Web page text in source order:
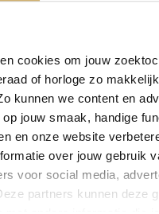
cookies om jouw
of horloge zo
kunnen we content en
jouw smaak, handige
en onze website
over jouw gebruik
voor social media,
partners kunnen deze
Prisma Horloges